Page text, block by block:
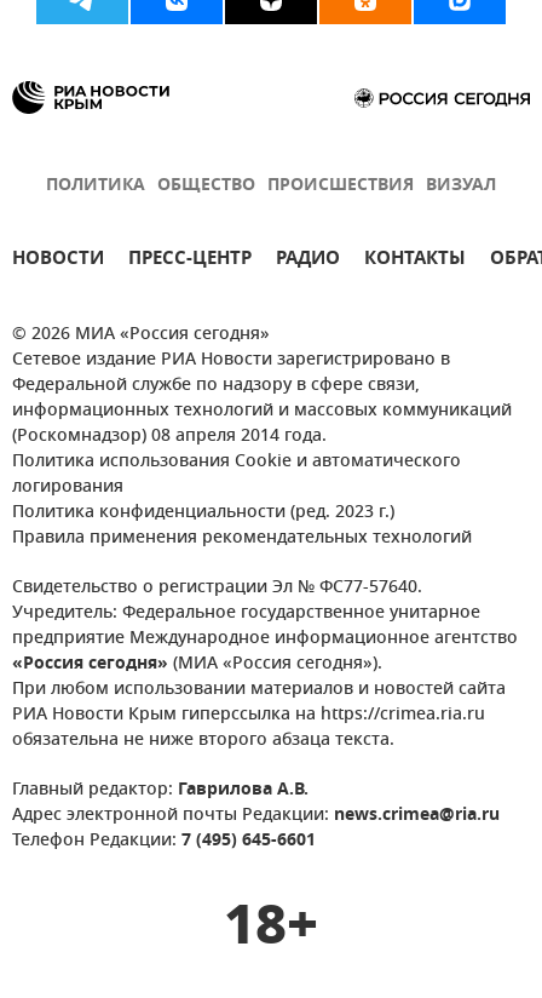
ПОЛИТИКА ОБЩЕСТВО ПРОИСШЕСТВИЯ ВИЗУАЛ
НОВОСТИ ПРЕСС-ЦЕНТР РАДИО КОНТАКТЫ
© 2026 МИА «Россия сегодня»
Сетевое издание РИА Новости зарегистрировано в
Федеральной службе по надзору в сфере связи,
информационных технологий и массовых коммуникаций
(Роскомнадзор) 08 апреля 2014 года.
Политика использования Cookie и автоматического
логирования
Политика конфиденциальности (ред. 2023 г.)
Правила применения рекомендательных технологий
Свидетельство о регистрации Эл № ФС77-57640.
Учредитель: Федеральное государственное унитарное
предприятие Международное информационное агентство
«Россия сегодня» (МИА «Россия сегодня»).
При любом использовании материалов и новостей сайта
РИА Новости Крым гиперссылка на https://crimea.ria.ru
обязательна не ниже второго абзаца текста.
Главный редактор: Гаврилова А.В.
Адрес электронной почты Редакции: news.crimea@ria.ru
Телефон Редакции: 7 (495) 645-6601
18+